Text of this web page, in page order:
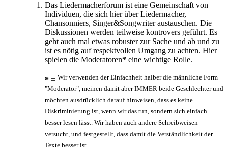
Das Liedermacherforum ist eine Gemeinschaft von
Individuen, die sich hier über Liedermacher,
Chansonniers, Singer&Songwriter austauschen. Die
Diskussionen werden teilweise kontrovers geführt. Es
geht auch mal etwas robuster zur Sache und ab und zu
ist es nötig auf respektvollen Umgang zu achten. Hier
spielen die Moderatoren* eine wichtige Rolle.
* = Wir verwenden der Einfachheit halber die männliche Form
"Moderator", meinen damit aber IMMER beide Geschlechter und
möchten ausdrücklich darauf hinweisen, dass es keine
Diskriminierung ist, wenn wir das tun, sondern sich einfach
besser lesen lässt. Wir haben auch andere Schreibweisen
versucht, und festgestellt, dass damit die Verständlichkeit der
Texte besser ist.